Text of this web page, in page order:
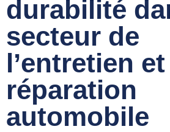
durabilité
secteur de
l’entretien
réparation
automobile